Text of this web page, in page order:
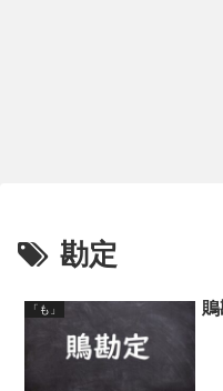
勘定
「も」 鵙